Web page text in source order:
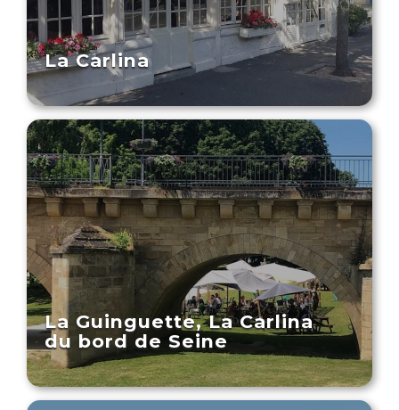
La Carlina
La Guinguette, La Carlina
du bord de Seine